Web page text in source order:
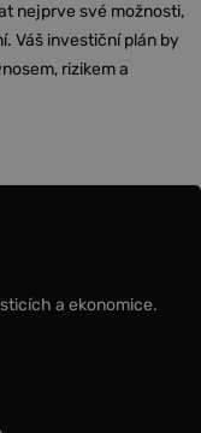
nejprve své možnosti,
Váš investiční plán by
rizikem a
a ekonomice.